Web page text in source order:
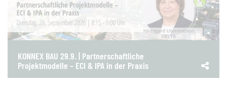
KONNEX BAU 29.9. | Partnerschaftliche
Projektmodelle – ECI & IPA in der Praxis